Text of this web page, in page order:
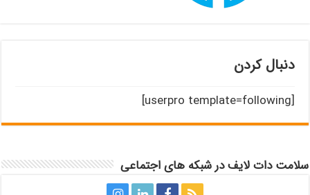
دنبال کردن
[userpro template=following]
سلامت دات لایف در شبکه های اجتماعی